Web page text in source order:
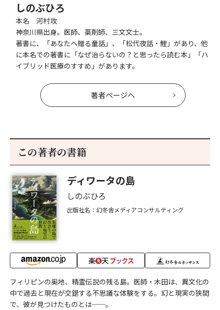
しのぶひろ
本名 河村攻
神奈川県出身。医師、薬剤師、三文文士。
著書に、「あなたへ贈る童話」、「松代夜話・鯉」があり、他
に本名での著書に「なぜ治らないの？と思ったら読む本」「ハ
イブリッド医療のすすめ」があります。
著者ページへ
この著者の書籍
ディワータの島
しのぶひろ
出版社名：幻冬舎メディアコンサルティング
フィリピンの奥地、精霊伝説の残る島。医師・木田は、異文化の
中で過去と現在が交錯する不思議な体験をする。幻と現実の狭間
で、彼が見つけたものとは──。